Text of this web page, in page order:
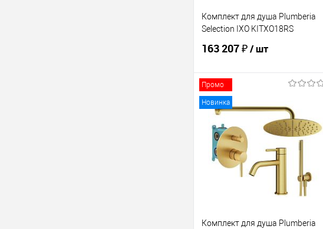
Комплект для душа Plumberia
Selection IXO KITXO18RS
163 207 ₽/ шт
Купить в 1 клик
Сравнение
В избранное
В наличии
Промо
Новинка
Комплект для душа Plumberia